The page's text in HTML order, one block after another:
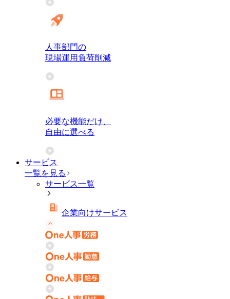
人事部門の
現場運用負荷削減
必要な機能だけ、
自由に選べる
サービス
一覧を見る
サービス一覧
企業向けサービス